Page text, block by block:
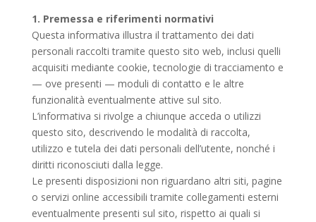
1. Premessa e riferimenti normativi
Questa informativa illustra il trattamento dei dati
personali raccolti tramite questo sito web, inclusi quelli
acquisiti mediante cookie, tecnologie di tracciamento e
— ove presenti — moduli di contatto e le altre
funzionalità eventualmente attive sul sito.
L’informativa si rivolge a chiunque acceda o utilizzi
questo sito, descrivendo le modalità di raccolta,
utilizzo e tutela dei dati personali dell’utente, nonché i
diritti riconosciuti dalla legge.
Le presenti disposizioni non riguardano altri siti, pagine
o servizi online accessibili tramite collegamenti esterni
eventualmente presenti sul sito, rispetto ai quali si